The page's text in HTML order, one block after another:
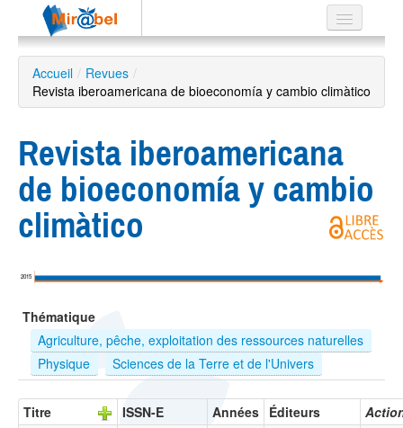
Le réseau
Soutien
Recherche
avancée
ES
?
Accueil / Revues /
Revista iberoamericana de bioeconomía y cambio climàtico
Revista iberoamericana
de bioeconomía y cambio
climàtico
2015
Thématique
Agriculture, pêche, exploitation des ressources naturelles
Physique
Sciences de la Terre et de l'Univers
Titre ISSN-E Années Éditeurs